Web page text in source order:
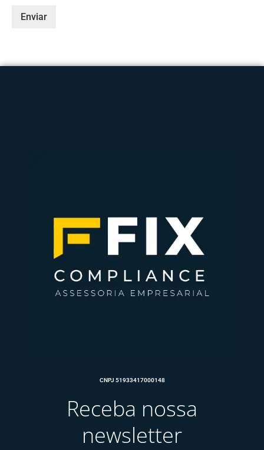
Enviar
CNPJ 51933417000148
Receba nossa
newsletter